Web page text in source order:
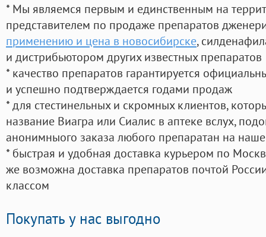
* Мы являемся первым и единственным на
представителем по продаже препаратов
применению и цена в новосибирске,
и дистрибьютором других известных препаратов
* качество препаратов гарантируется
и успешно подтверждается годами продаж
* для стестинельных и скромных клиентов,
название Виагра или Сиалис в аптеке вслух,
анонимныого заказа любого препаратан на
* быстрая и удобная доставка курьером по
же возможна доставка препаратов почтой
классом
Покупать у нас выгодно